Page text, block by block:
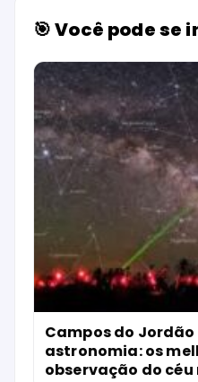
🎯 Você pode se
Campos do
astronomia: os
observação do